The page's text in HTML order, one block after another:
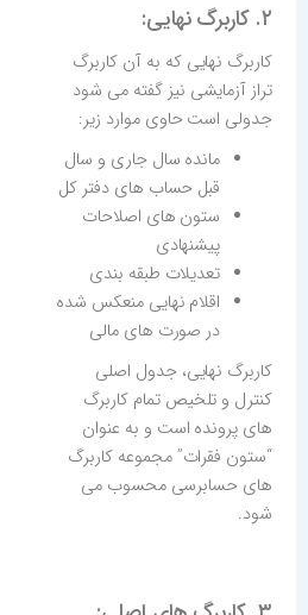
۲. کاربرگ نهایی:
کاربرگ نهایی که به آن کاربرگ
تراز آزمایشی نیز گفته می شود
جدولی است حاوی موارد زیر:
مانده سال جاری و سال
قبل حساب های دفتر کل
ستون های اصلاحات
پیشنهادی
تعدیلات طبقه بندی
اقلام نهایی منعکس شده
در صورت های مالی
کاربرگ نهایی، جدول اصلی
کنترل و تلخیص تمام کاربرگ
های پرونده است و به عنوان
“ستون فقرات” مجموعه کاربرگ
های حسابرسی محسوب می
شود.‎